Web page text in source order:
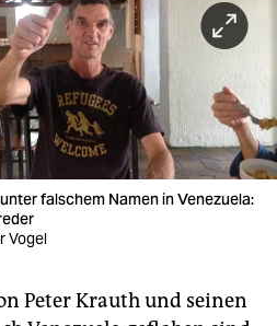
falschem Namen in Venezuela:
Vogel
Peter Krauth und seinen